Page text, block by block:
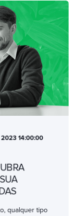
2023 14:00:00
qualquer tipo